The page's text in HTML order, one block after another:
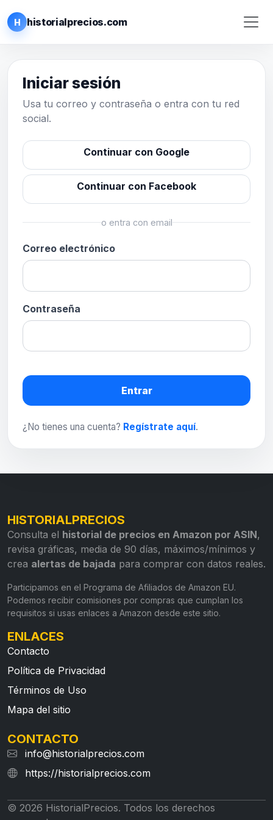
H historialprecios.com
Iniciar sesión
Usa tu correo y contraseña o entra con tu red
social.
Continuar con Google
Continuar con Facebook
o entra con email
Correo electrónico
Contraseña
Entrar
¿No tienes una cuenta? Regístrate aquí.
HISTORIALPRECIOS
Consulta el historial de precios en Amazon por ASIN,
revisa gráficas, media de 90 días, máximos/mínimos y
crea alertas de bajada para comprar con datos reales.
Participamos en el Programa de Afiliados de Amazon EU.
Podemos recibir comisiones por compras que cumplan los
requisitos si usas enlaces a Amazon desde este sitio.
ENLACES
Contacto
Política de Privacidad
Términos de Uso
Mapa del sitio
CONTACTO
info@historialprecios.com
https://historialprecios.com
© 2026 HistorialPrecios. Todos los derechos